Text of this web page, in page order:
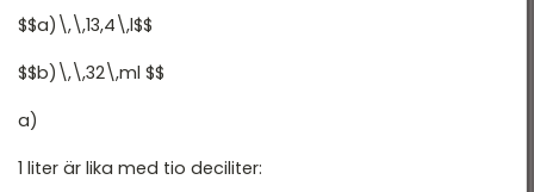
$$a)\,\,13,4\,l$$
$$b)\,\,32\,ml $$
a)
1 liter är lika med tio deciliter: